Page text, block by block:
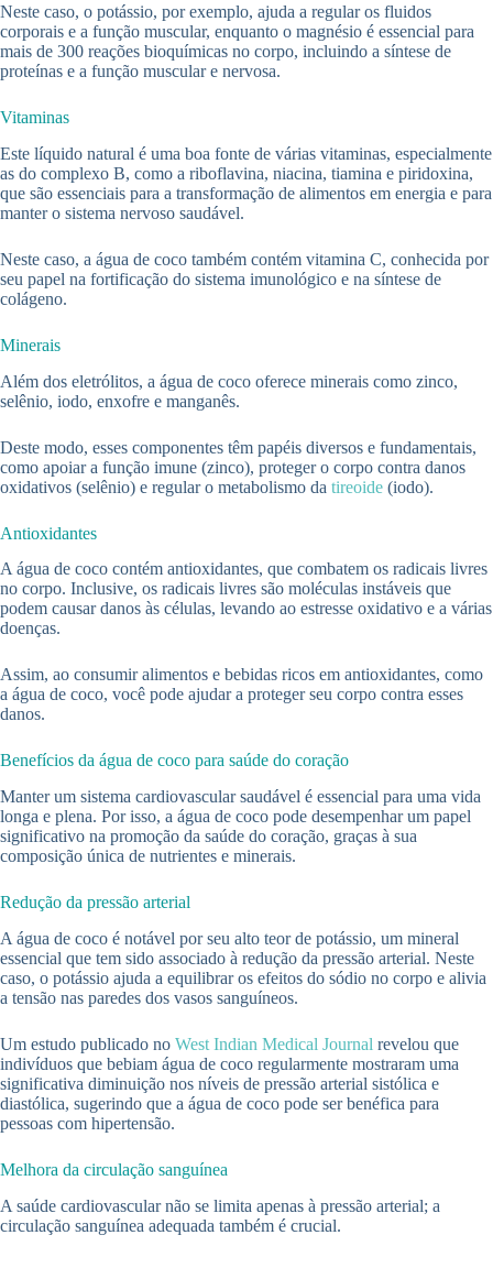
Neste caso, o potássio, por exemplo, ajuda a regular os fluidos
corporais e a função muscular, enquanto o magnésio é essencial para
mais de 300 reações bioquímicas no corpo, incluindo a síntese de
proteínas e a função muscular e nervosa.
Vitaminas
Este líquido natural é uma boa fonte de várias vitaminas, especialmente
as do complexo B, como a riboflavina, niacina, tiamina e piridoxina,
que são essenciais para a transformação de alimentos em energia e para
manter o sistema nervoso saudável.
Neste caso, a água de coco também contém vitamina C, conhecida por
seu papel na fortificação do sistema imunológico e na síntese de
colágeno.
Minerais
Além dos eletrólitos, a água de coco oferece minerais como zinco,
selênio, iodo, enxofre e manganês.
Deste modo, esses componentes têm papéis diversos e fundamentais,
como apoiar a função imune (zinco), proteger o corpo contra danos
oxidativos (selênio) e regular o metabolismo da tireoide (iodo).
Antioxidantes
A água de coco contém antioxidantes, que combatem os radicais livres
no corpo. Inclusive, os radicais livres são moléculas instáveis que
podem causar danos às células, levando ao estresse oxidativo e a várias
doenças.
Assim, ao consumir alimentos e bebidas ricos em antioxidantes, como
a água de coco, você pode ajudar a proteger seu corpo contra esses
danos.
Benefícios da água de coco para saúde do coração
Manter um sistema cardiovascular saudável é essencial para uma vida
longa e plena. Por isso, a água de coco pode desempenhar um papel
significativo na promoção da saúde do coração, graças à sua
composição única de nutrientes e minerais.
Redução da pressão arterial
A água de coco é notável por seu alto teor de potássio, um mineral
essencial que tem sido associado à redução da pressão arterial. Neste
caso, o potássio ajuda a equilibrar os efeitos do sódio no corpo e alivia
a tensão nas paredes dos vasos sanguíneos.
Um estudo publicado no West Indian Medical Journal revelou que
indivíduos que bebiam água de coco regularmente mostraram uma
significativa diminuição nos níveis de pressão arterial sistólica e
diastólica, sugerindo que a água de coco pode ser benéfica para
pessoas com hipertensão.
Melhora da circulação sanguínea
A saúde cardiovascular não se limita apenas à pressão arterial; a
circulação sanguínea adequada também é crucial.